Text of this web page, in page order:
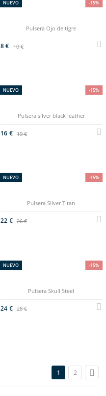
-15%
NUEVO
Pulsera Ojo de tigre
8 € 10 €
-15%
NUEVO
Pulsera silver black leather
16 € 19 €
-15%
NUEVO
Pulsera Silver Titan
22 € 26 €
-15%
NUEVO
Pulsera Skull Steel
24 € 28 €
1 2 